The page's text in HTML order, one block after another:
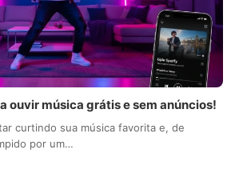
ouvir música grátis e sem anúncios!
curtindo sua música favorita e, de
por um…